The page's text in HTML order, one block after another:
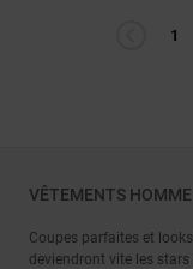
1
VÊTEMENTS
Coupes parfaites et
deviendront vite les